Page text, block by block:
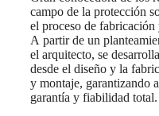
campo de la protección
el proceso de
A partir de un
el arquitecto, se
desde el diseño y la
y montaje, garantizando
garantía y fiabilidad total.